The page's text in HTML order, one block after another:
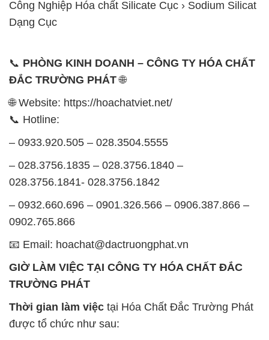
Chúng tôi rất trân trọng thời gian và cam kết tuân
thủ giờ làm việc để đảm bảo sự hỗ trợ tốt nhất cho
nhất của nhân viên.
BẢN ĐỒ MAP TẠI CÔNG TY HÓA CHẤT ĐẮC
TRƯỜNG PHÁT
ĐỊA CHỈ: 1229C Quốc lộ 1A, Phường Bình Trị
Đông B, Quận Bình Tân, Sài Gòn TP. Hồ Chí